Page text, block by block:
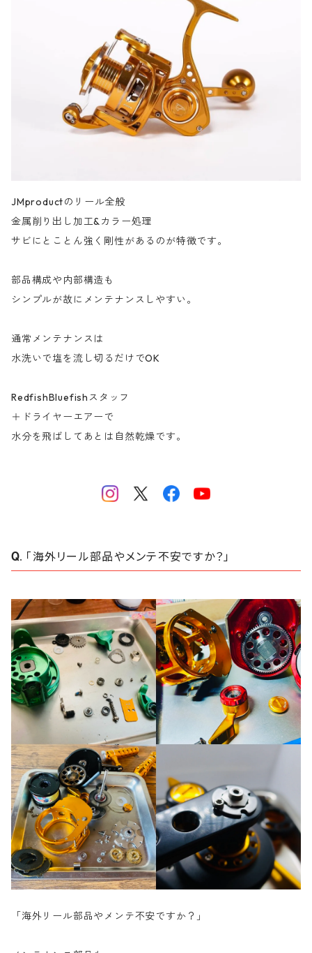
JMproductのリール全般
金属削り出し加工&カラー処理
サビにとことん強く剛性があるのが特徴です。
部品構成や内部構造も
シンプルが故にメンテナンスしやすい。
通常メンテナンスは
水洗いで塩を流し切るだけでOK
RedfishBluefishスタッフ
＋ドライヤーエアーで
水分を飛ばしてあとは自然乾燥です。
「海外リール部品やメンテ不安ですか？」
「海外リール部品やメンテ不安ですか？」